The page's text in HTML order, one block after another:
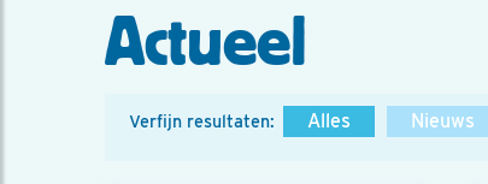
Actueel
Verfijn resultaten: Alles Nieuws